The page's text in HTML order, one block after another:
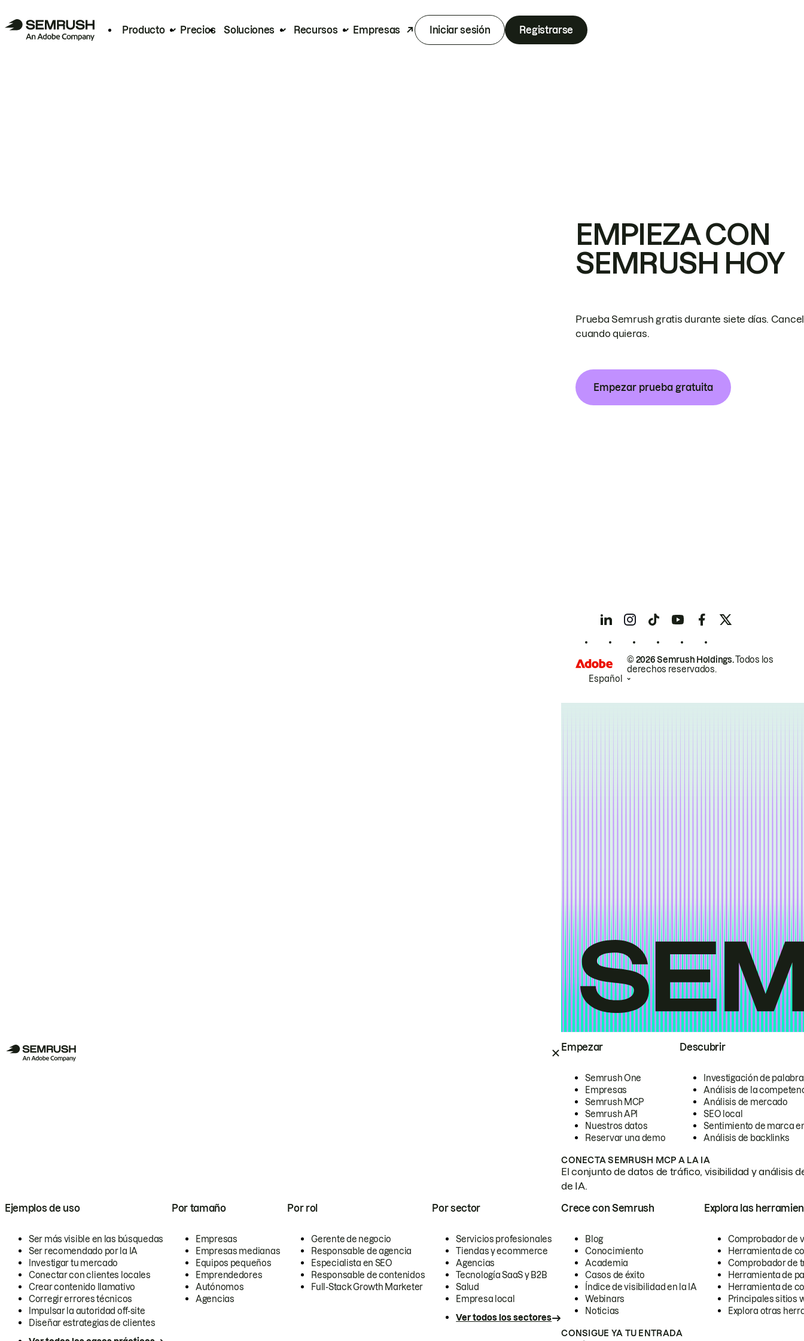
Producto Precios Soluciones Recursos Empresas Iniciar sesión Registrarse
Empezar
Semrush One
Empresas
Semrush MCP
Semrush API
Nuestros datos
Reservar una demo
Descubrir
Investigación de
Análisis de la
Análisis de mercado
SEO local
Sentimiento de marca
Análisis de backlinks
CONECTA SEMRUSH MCP A LA IA
El conjunto de datos de tráfico, visibilidad y análisis
de IA.
Ejemplos de uso
Ser más visible en las búsquedas
Ser recomendado por la IA
Investigar tu mercado
Conectar con clientes locales
Crear contenido llamativo
Corregir errores técnicos
Impulsar la autoridad off-site
Diseñar estrategias de clientes
Por tamaño
Empresas
Empresas medianas
Equipos pequeños
Emprendedores
Autónomos
Agencias
Por rol
Gerente de negocio
Responsable de agencia
Especialista en SEO
Responsable de contenidos
Full-Stack Growth Marketer
Por sector
Servicios profesionales
Tiendas y ecommerce
Agencias
Tecnología SaaS y B2B
Salud
Empresa local
Ver todos los sectores
Crece con Semrush
Blog
Conocimiento
Academia
Casos de éxito
Índice de visibilidad en la IA
Webinars
Noticias
Explora las
Comprobador de
Herramienta de
Comprobador de
Herramienta de
Herramienta de
Principales sitios
Explora otras
CONSIGUE YA TU ENTRADA
EMPIEZA CON
SEMRUSH HOY
Prueba Semrush gratis durante siete días.
cuando quieras.
Empezar prueba gratuita
© 2026 Semrush Holdings.Todos los
derechos reservados.
Español